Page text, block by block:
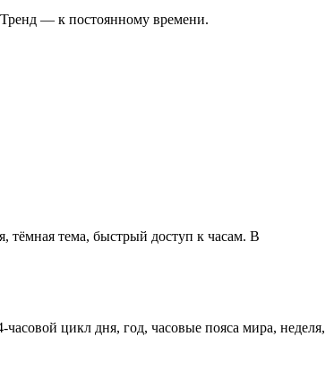
— к постоянному времени.
тёмная тема, быстрый доступ к часам. В
цикл дня, год, часовые пояса мира, неделя,